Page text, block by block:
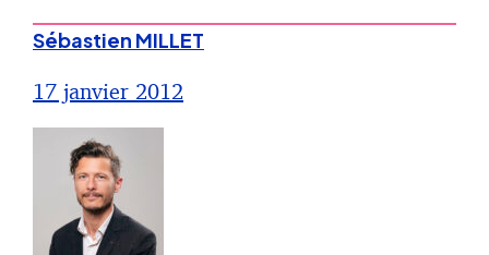
Sébastien MILLET
17 janvier 2012